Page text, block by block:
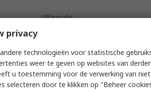
Waarde
Multi-Band Antenna
SMA, SMA RP
privacy
technologieën voor statistische
weer te geven op websites van
u toestemming voor de verwerking van
selecteren door te klikken op "Beheer